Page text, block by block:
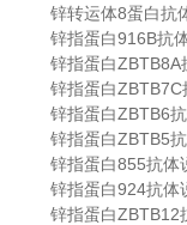
锌转运体8蛋白抗
锌指蛋白916B抗
锌指蛋白ZBTB8A
锌指蛋白ZBTB7C
锌指蛋白ZBTB6
锌指蛋白ZBTB5
锌指蛋白855抗体
锌指蛋白924抗体
锌指蛋白ZBTB12